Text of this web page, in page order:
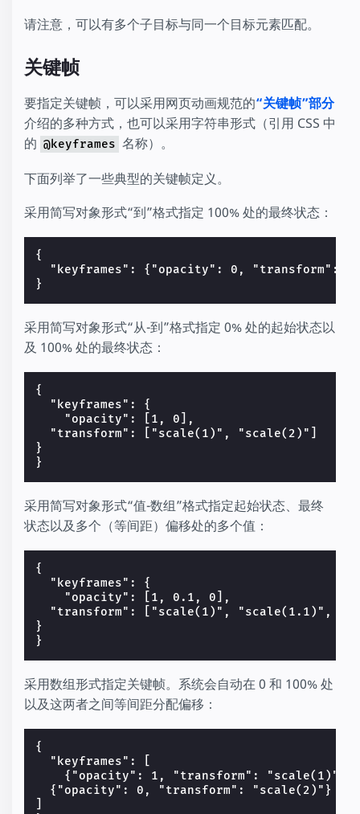
请注意，可以有多个子目标与同一个目标元素匹配。
关键帧
要指定关键帧，可以采用网页动画规范的“关键帧”部分
介绍的多种方式，也可以采用字符串形式（引用 CSS 中
的 @keyframes 名称）。
下面列举了一些典型的关键帧定义。
采用简写对象形式“到”格式指定 100% 处的最终状态：
{
"keyframes": {"opacity": 0, "transform":
采用简写对象形式“从-到”格式指定 0% 处的起始状态以
及 100% 处的最终状态：
{
  "keyframes": {
    "opacity": [1, 0],
  "transform": ["scale(1)", "scale(2)"]
}
采用简写对象形式“值-数组”格式指定起始状态、最终
状态以及多个（等间距）偏移处的多个值：
{
  "keyframes": {
    "opacity": [1, 0.1, 0],
"transform": ["scale(1)", "scale(1.1)",
}
采用数组形式指定关键帧。系统会自动在 0 和 100% 处
以及这两者之间等间距分配偏移：
{
  "keyframes": [
    {"opacity": 1, "transform": "scale(1)"},
  {"opacity": 0, "transform": "scale(2)"}